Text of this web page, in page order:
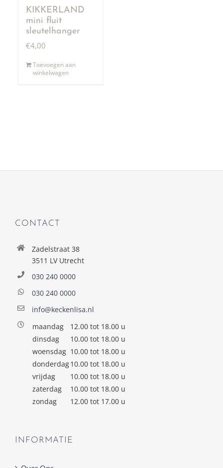
KIKKERLAND
mini fluit
sleutelhanger
€4,00
Toevoegen aan
winkelwagen
CONTACT
Zadelstraat 38
3511 LV Utrecht
030 240 0000
030 240 0000
info@keckenlisa.nl
maandag
12.00 tot 18.00 u
dinsdag
10.00 tot 18.00 u
woensdag 10.00 tot 18.00 u
donderdag10.00 tot 18.00 u
vrijdag
10.00 tot 18.00 u
zaterdag
10.00 tot 18.00 u
zondag
12.00 tot 17.00 u
INFORMATIE